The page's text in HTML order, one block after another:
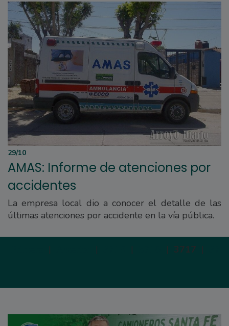
29/10
AMAS: Informe de atenciones por
accidentes
La empresa local dio a conocer el detalle de las
últimas atenciones por accidente en la vía pública.
| | | | 3717 |